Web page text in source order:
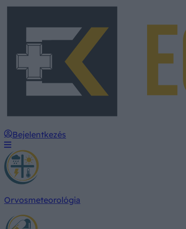
Bejelentkezés
Orvosmeteorológia